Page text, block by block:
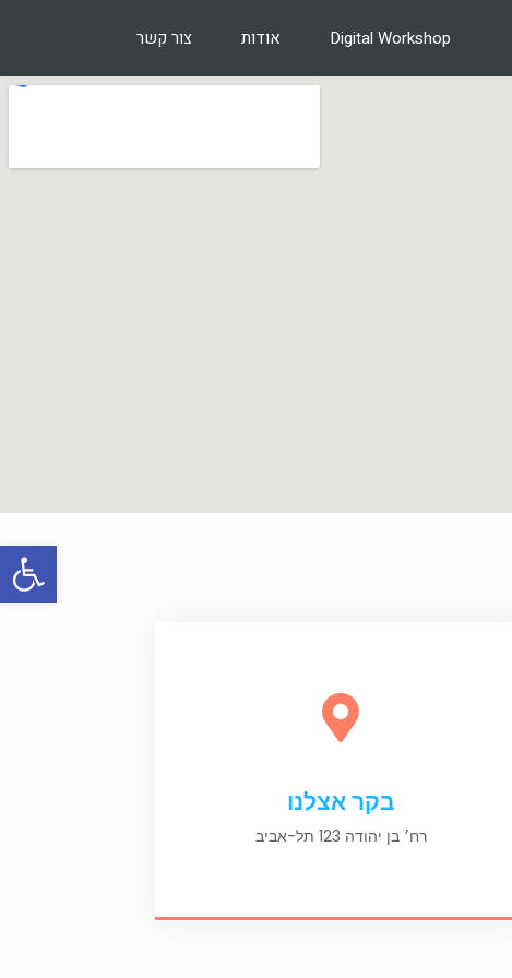
פתח
Digital Workshop אודות צור קשר
בקר אצלנו
רח׳ בן יהודה 123 תל-אביב